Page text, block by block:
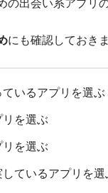
の出会い系アプリ
にも確認しておき
いるアプリを選ぶ
を選ぶ
を選ぶ
ているアプリを選